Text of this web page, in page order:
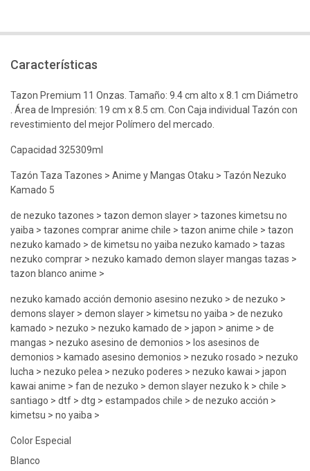
Características
Tazon Premium 11 Onzas. Tamaño: 9.4 cm alto x 8.1 cm Diámetro
. Área de Impresión: 19 cm x 8.5 cm. Con Caja individual Tazón con
revestimiento del mejor Polímero del mercado.
Capacidad 325309ml
Tazón Taza Tazones > Anime y Mangas Otaku > Tazón Nezuko
Kamado 5
de nezuko tazones > tazon demon slayer > tazones kimetsu no
yaiba > tazones comprar anime chile > tazon anime chile > tazon
nezuko kamado > de kimetsu no yaiba nezuko kamado > tazas
nezuko comprar > nezuko kamado demon slayer mangas tazas >
tazon blanco anime >
nezuko kamado acción demonio asesino nezuko > de nezuko >
demons slayer > demon slayer > kimetsu no yaiba > de nezuko
kamado > nezuko > nezuko kamado de > japon > anime > de
mangas > nezuko asesino de demonios > los asesinos de
demonios > kamado asesino demonios > nezuko rosado > nezuko
lucha > nezuko pelea > nezuko poderes > nezuko kawai > japon
kawai anime > fan de nezuko > demon slayer nezuko k > chile >
santiago > dtf > dtg > estampados chile > de nezuko acción >
kimetsu > no yaiba >
Color Especial
Blanco